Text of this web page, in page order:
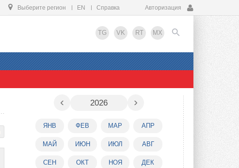
Выберите регион EN Справка Авторизация
TG VK RT MX
EN
‹ 2026 ›
ЯНВ ФЕВ МАР АПР
МАЙ ИЮН ИЮЛ АВГ
СЕН ОКТ НОЯ ДЕК